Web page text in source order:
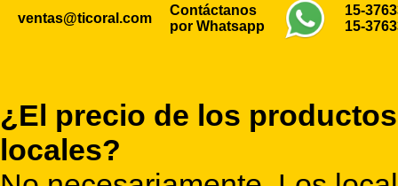
ventas@ticoral.com
Contáctanos
por Whatsapp
15-
15-
¿El precio de los
locales?